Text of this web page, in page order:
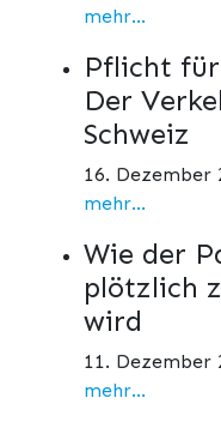
mehr...
Pflicht
Der
Schweiz
16. Dezember
mehr...
Wie der
plötzlich
wird
11. Dezember
mehr...